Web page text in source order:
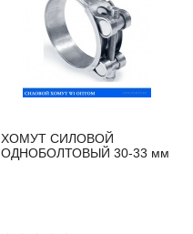
ХОМУТ СИЛОВОЙ
ОДНОБОЛТОВЫЙ 30-33 мм